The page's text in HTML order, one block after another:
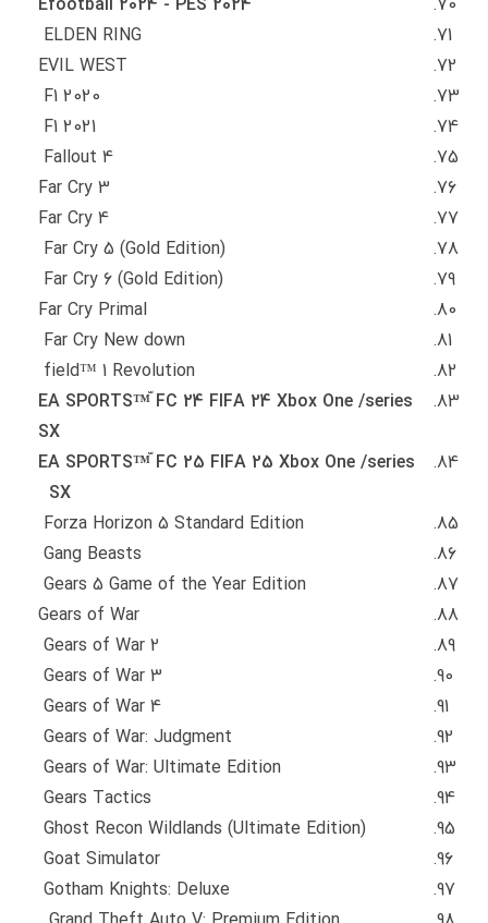
ELDEN RING
EVIL WEST
F1 2020
F1 2021
Fallout 4
Far Cry 3
Far Cry 4
Far Cry 5 (Gold Edition)
Far Cry 6 (Gold Edition)
Far Cry Primal
Far Cry New down
field™ 1 Revolution
EA SPORTS™ ّFC 24 FIFA 24 Xbox One /series
SX
EA SPORTS™ ّFC 25 FIFA 25 Xbox One /series
SX
Forza Horizon 5 Standard Edition
Gang Beasts
Gears 5 Game of the Year Edition
Gears of War
Gears of War 2
Gears of War 3
Gears of War 4
Gears of War: Judgment
Gears of War: Ultimate Edition
Gears Tactics
Ghost Recon Wildlands (Ultimate Edition)
Goat Simulator
Gotham Knights: Deluxe